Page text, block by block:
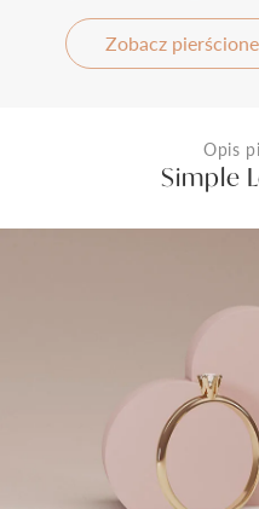
Zobacz
Opis
Simple